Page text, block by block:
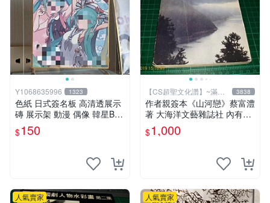
Y1068635996 1323
色紙 日式簽名板 高清透展示
磚 展示架 動漫 偶像 韓星BT
S hololive 中號 凹槽150*150
mm
$150
【CS超聖文化讚】~滿千
元送運
3838
作者親簽本《山河戀》蔡富澧
著 大海洋文藝雜誌社 內有註
記【CS超聖文化讚】
$1,000
人氣賣家 人氣賣家